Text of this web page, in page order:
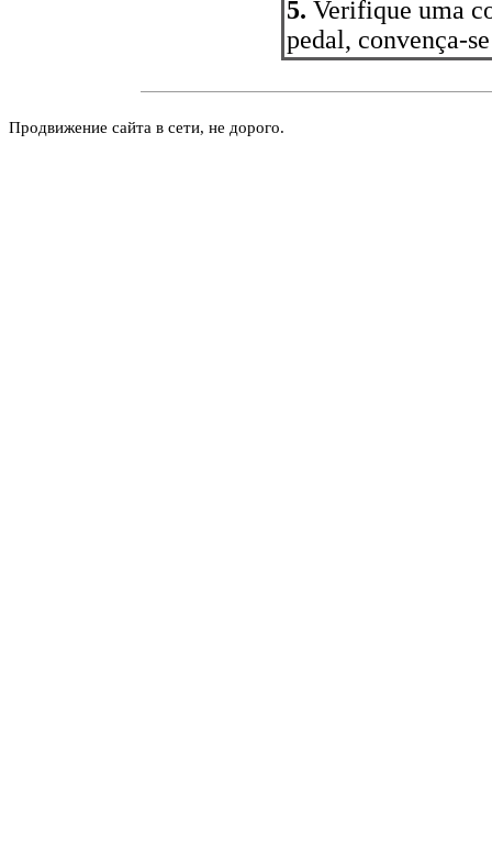
5. Verifique uma
pedal, convença-
Продвижение сайта в сети, не дорого.